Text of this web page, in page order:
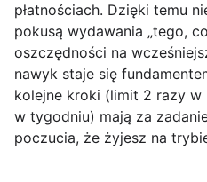
płatnościach. Dzięki temu
pokusą wydawania „tego,
oszczędności na
nawyk staje się
kolejne kroki (limit 2 razy w
w tygodniu) mają za
poczucia, że żyjesz na